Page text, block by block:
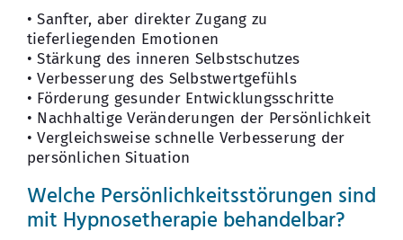
• Sanfter, aber direkter Zugang zu
tieferliegenden Emotionen
• Stärkung des inneren Selbstschutzes
• Verbesserung des Selbstwertgefühls
• Förderung gesunder Entwicklungsschritte
• Nachhaltige Veränderungen der Persönlichkeit
• Vergleichsweise schnelle Verbesserung der
persönlichen Situation
Welche Persönlichkeitsstörungen sind
mit Hypnosetherapie behandelbar?